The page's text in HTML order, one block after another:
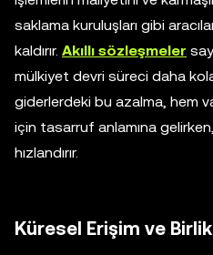
saklama kuruluşları gibi
kaldırır. Akıllı sözleşmeler
mülkiyet devri süreci daha
giderlerdeki bu azalma, hem
için tasarruf anlamına
hızlandırır.
Küresel Erişim ve